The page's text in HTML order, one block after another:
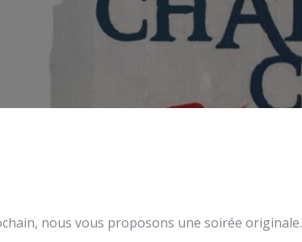
nous vous proposons une soirée originale.